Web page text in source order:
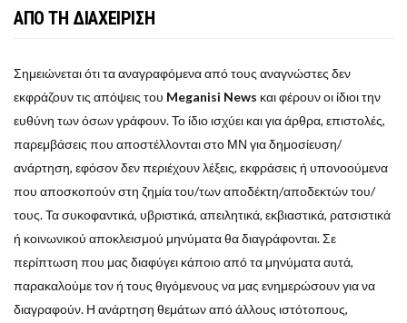
ΑΠΟ ΤΗ ΔΙΑΧΕΙΡΙΣΗ
Σημειώνεται ότι τα αναγραφόμενα από τους αναγνώστες δεν
εκφράζουν τις απόψεις του Meganisi News και φέρουν οι ίδιοι την
ευθύνη των όσων γράφουν. Το ίδιο ισχύει και για άρθρα, επιστολές,
παρεμβάσεις που αποστέλλονται στο ΜΝ για δημοσίευση/
ανάρτηση, εφόσον δεν περιέχουν λέξεις, εκφράσεις ή υπονοούμενα
που αποσκοπούν στη ζημία του/των αποδέκτη/αποδεκτών του/
τους. Τα συκοφαντικά, υβριστικά, απειλητικά, εκβιαστικά, ρατσιστικά
ή κοινωνικού αποκλεισμού μηνύματα θα διαγράφονται. Σε
περίπτωση που μας διαφύγει κάποιο από τα μηνύματα αυτά,
παρακαλούμε τον ή τους θιγόμενους να μας ενημερώσουν για να
διαγραφούν. Η ανάρτηση θεμάτων από άλλους ιστότοπους,